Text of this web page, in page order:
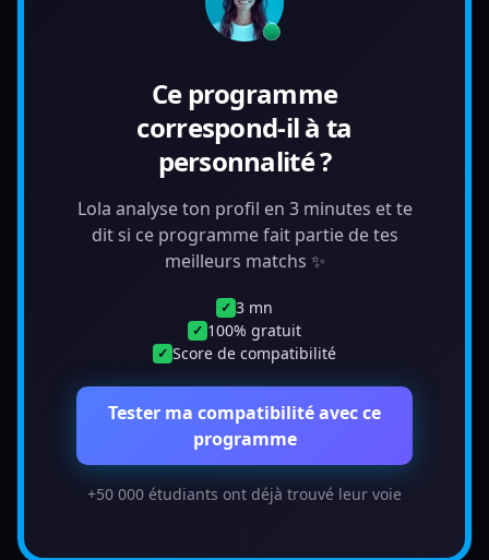
Ce programme
correspond-il à ta
personnalité ?
Lola analyse ton profil en 3 minutes et te
dit si ce programme fait partie de tes
meilleurs matchs ✨
✓ 3 mn
✓ 100% gratuit
✓ Score de compatibilité
Tester ma compatibilité avec ce
programme
+50 000 étudiants ont déjà trouvé leur voie